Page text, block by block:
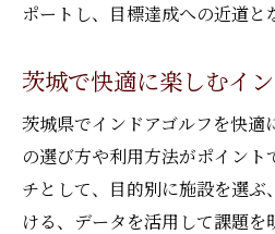
ポートし、目標達成への近道と
茨城で快適に楽しむイ
茨城県でインドアゴルフを快適
の選び方や利用方法がポイント
チとして、目的別に施設を選
ける、データを活用して課題を